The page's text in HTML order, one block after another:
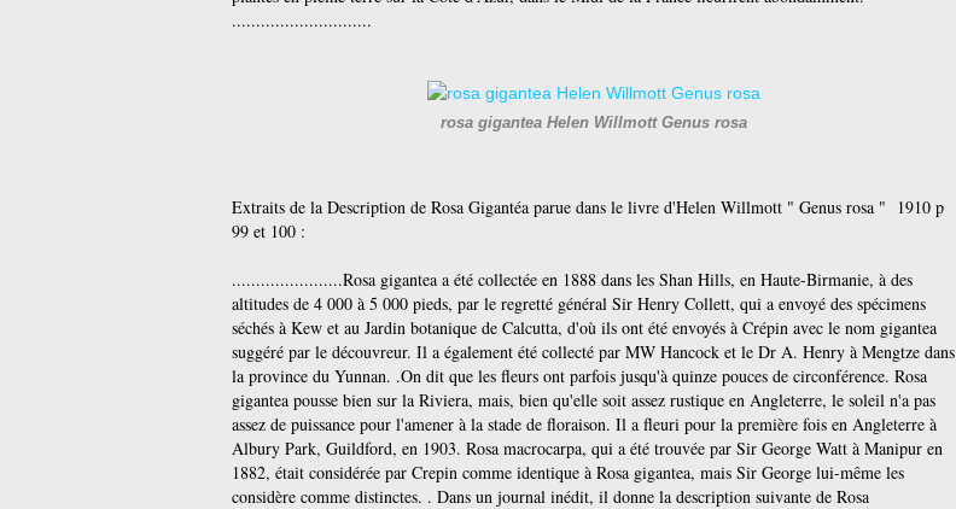
.............................
rosa gigantea Helen Willmott Genus rosa
Extraits de la Description de Rosa Gigantéa parue dans le livre d'Helen Willmott " Genus rosa " 1910 p
99 et 100 :
.......................Rosa gigantea a été collectée en 1888 dans les Shan Hills, en Haute-Birmanie, à des
altitudes de 4 000 à 5 000 pieds, par le regretté général Sir Henry Collett, qui a envoyé des spécimens
séchés à Kew et au Jardin botanique de Calcutta, d'où ils ont été envoyés à Crépin avec le nom gigantea
suggéré par le découvreur. Il a également été collecté par MW Hancock et le Dr A. Henry à Mengtze dans
la province du Yunnan. .On dit que les fleurs ont parfois jusqu'à quinze pouces de circonférence. Rosa
gigantea pousse bien sur la Riviera, mais, bien qu'elle soit assez rustique en Angleterre, le soleil n'a pas
assez de puissance pour l'amener à la stade de floraison. Il a fleuri pour la première fois en Angleterre à
Albury Park, Guildford, en 1903. Rosa macrocarpa, qui a été trouvée par Sir George Watt à Manipur en
1882, était considérée par Crepin comme identique à Rosa gigantea, mais Sir George lui-même les
considère comme distinctes. . Dans un journal inédit, il donne la description suivante de Rosa